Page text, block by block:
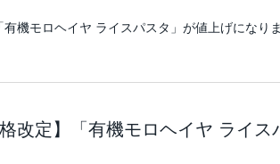
有機モロヘイヤ ライスパスタ」が値上げになり
改定】「有機モロヘイヤ ライス